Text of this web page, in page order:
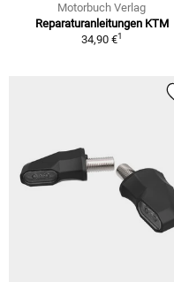
Motorbuch Verlag
Reparaturanleitungen KTM
34,90 €1